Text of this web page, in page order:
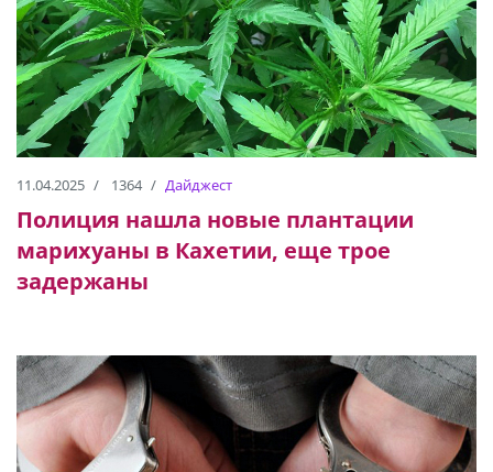
11.04.2025 1364 Дайджест
Полиция нашла новые плантации
марихуаны в Кахетии, еще трое
задержаны